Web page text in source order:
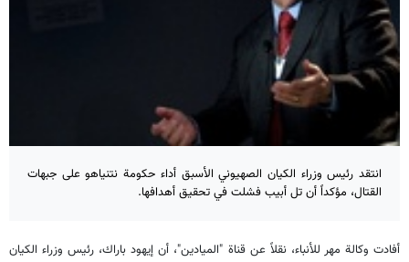
انتقد رئيس وزراء الكيان الصهيوني الأسبق أداء حكومة نتنياهو على جبهات
القتال، مؤكداً أن تل أبيب فشلت في تحقيق أهدافها.
أفادت وكالة مهر للأنباء، نقلاً عن قناة "الميادين"، أن إيهود باراك، رئيس وزراء الكيان